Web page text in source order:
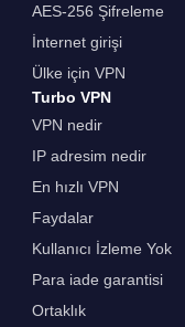
AES-256 Şifreleme
İnternet girişi
Ülke için VPN
Turbo VPN
VPN nedir
IP adresim nedir
En hızlı VPN
Faydalar
Kullanıcı İzleme Yok
Para iade garantisi
Ortaklık